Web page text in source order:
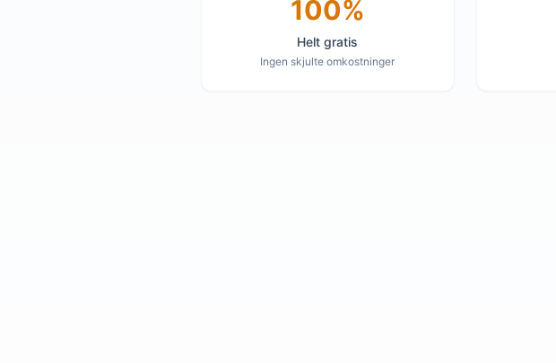
100%
Helt gratis
Ingen skjulte omkostninger